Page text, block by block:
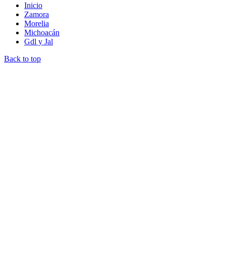
Inicio
Zamora
Morelia
Michoacán
Gdl y Jal
Back to top